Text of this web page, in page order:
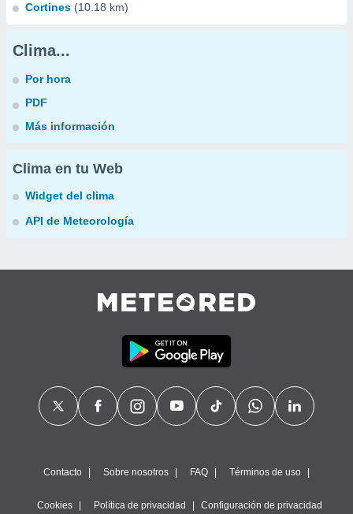
Cortines (10.18 km)
Clima...
Por hora
PDF
Más información
Clima en tu Web
Widget del clima
API de Meteorología
Contacto Sobre nosotros FAQ Términos de uso
Cookies Política de privacidad Configuración de privacidad